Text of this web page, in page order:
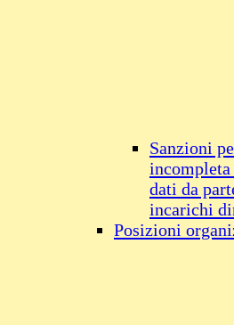
Sanzioni
incompleta
dati da
incarichi
Posizioni